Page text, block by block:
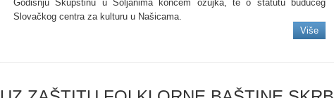
Godišnju Skupštinu u Soljanima koncem ožujka, te o statutu budućeg
Slovačkog centra za kulturu u Našicama.
Više